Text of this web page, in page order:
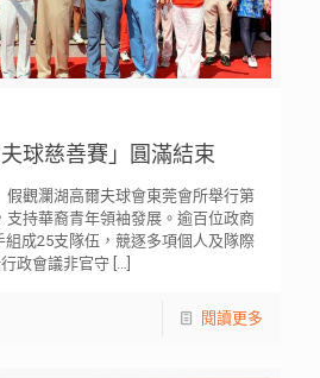
夫球慈善賽」圓滿結束
假觀瀾湖高爾夫球會東莞會所舉行第
支持華裔青年領袖發展。逾百位政商
成25支隊伍，競逐多項個人及隊際
政會議非官守[…]
閱讀更多